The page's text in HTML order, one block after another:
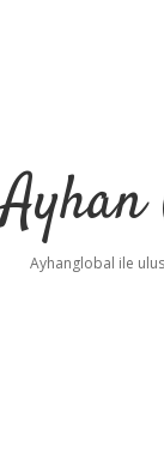
Ayhanglobal ile